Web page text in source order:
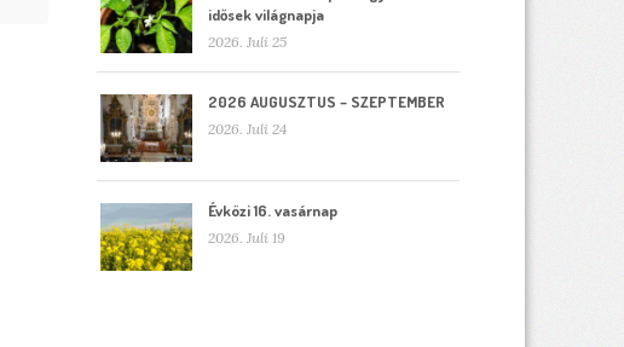
idősek világnapja
2026. Juli 25
2026 AUGUSZTUS – SZEPTEMBER
2026. Juli 24
Évközi 16. vasárnap
2026. Juli 19